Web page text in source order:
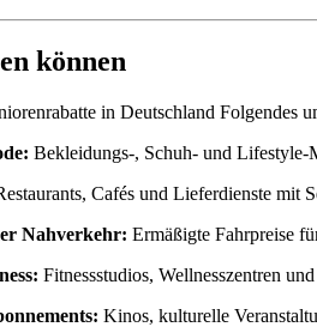
können
in Deutschland Folgendes
Bekleidungs-, Schuh- und Lifestyle-
Cafés und Lieferdienste mit
Nahverkehr: Ermäßigte Fahrpreise
Fitnessstudios, Wellnesszentren
Kinos, kulturelle